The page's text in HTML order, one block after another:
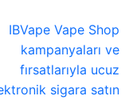
IBVape Vape Shop
kampanyaları ve
fırsatlarıyla ucuz
sigara satın